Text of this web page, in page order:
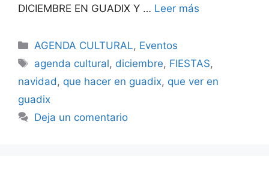
DICIEMBRE EN GUADIX Y … Leer más
Categorías
AGENDA CULTURAL, Eventos
Etiquetas
agenda cultural, diciembre, FIESTAS,
navidad , que hacer en guadix, que ver en
guadix
Deja un comentario